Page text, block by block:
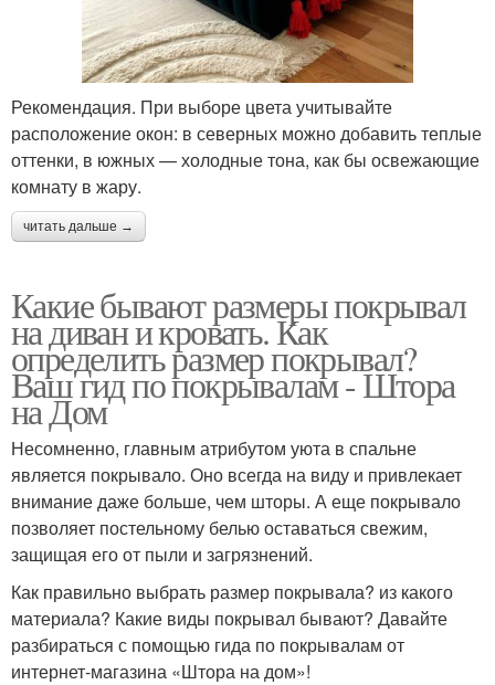
Рекомендация. При выборе цвета учитывайте
расположение окон: в северных можно добавить теплые
оттенки, в южных — холодные тона, как бы освежающие
комнату в жару.
читать дальше →
Какие бывают размеры покрывал
на диван и кровать. Как
определить размер покрывал?
Ваш гид по покрывалам - Штора
на Дом
Несомненно, главным атрибутом уюта в спальне
является покрывало. Оно всегда на виду и привлекает
внимание даже больше, чем шторы. А еще покрывало
позволяет постельному белью оставаться свежим,
защищая его от пыли и загрязнений.
Как правильно выбрать размер покрывала? из какого
материала? Какие виды покрывал бывают? Давайте
разбираться с помощью гида по покрывалам от
интернет-магазина «Штора на дом»!